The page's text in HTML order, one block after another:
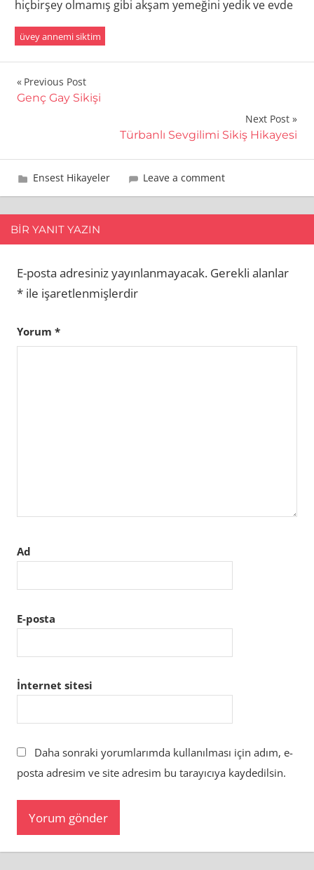
hiçbirşey olmamış gibi akşam yemeğini yedik ve evde
üvey annemi siktim
Yazı
Previous Post
Genç Gay Sikişi
Next Post
Türbanlı Sevgilimi Sikiş Hikayesi
11 Eylül 2013
admin
Ensest Hikayeler Leave a comment
BIR YANIT YAZIN
E-posta adresiniz yayınlanmayacak. Gerekli alanlar
* ile işaretlenmişlerdir
Yorum *
Ad
E-posta
İnternet sitesi
Daha sonraki yorumlarımda kullanılması için adım, e-
posta adresim ve site adresim bu tarayıcıya kaydedilsin.